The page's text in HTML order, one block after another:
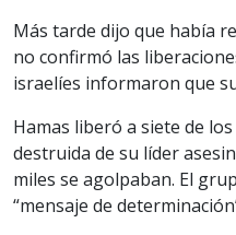
Más tarde dijo que había
no confirmó las
israelíes informaron que
Hamas liberó a siete de
destruida de su líder
miles se agolpaban. El
“mensaje de